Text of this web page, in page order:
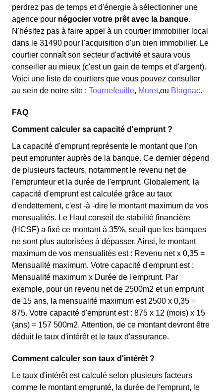
perdrez pas de temps et d'énergie à sélectionner une
agence pour négocier votre prêt avec la banque.
N'hésitez pas à faire appel à un courtier immobilier local
dans le 31490 pour l'acquisition d'un bien immobilier. Le
courtier connaît son secteur d'activité et saura vous
conseiller au mieux (c'est un gain de temps et d'argent).
Voici une liste de courtiers que vous pouvez consulter
au sein de notre site : Tournefeuille, Muret,ou Blagnac.
FAQ
Comment calculer sa capacité d'emprunt ?
La capacité d'emprunt représente le montant que l'on
peut emprunter auprès de la banque. Ce dernier dépend
de plusieurs facteurs, notamment le revenu net de
l'emprunteur et la durée de l'emprunt. Globalement, la
capacité d'emprunt est calculée grâce au taux
d'endettement, c'est -à -dire le montant maximum de vos
mensualités. Le Haut conseil de stabilité financière
(HCSF) a fixé ce montant à 35%, seuil que les banques
ne sont plus autorisées à dépasser. Ainsi, le montant
maximum de vos mensualités est : Revenu net x 0,35 =
Mensualité maximum. Votre capacité d'emprunt est :
Mensualité maximum x Durée de l'emprunt. Par
exemple, pour un revenu net de 2500m2 et un emprunt
de 15 ans, la mensualité maximum est 2500 x 0,35 =
875. Votre capacité d'emprunt est : 875 x 12 (mois) x 15
(ans) = 157 500m2. Attention, de ce montant devront être
déduit le taux d'intérêt et le taux d'assurance.
Comment calculer son taux d'intérêt ?
Le taux d'intérêt est calculé selon plusieurs facteurs
comme le montant emprunté, la durée de l'emprunt, le